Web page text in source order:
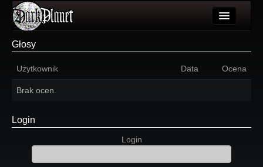
Wydarzenia
Forum
Głosy
Użytkownik Data Ocena
Brak ocen.
Login
Login